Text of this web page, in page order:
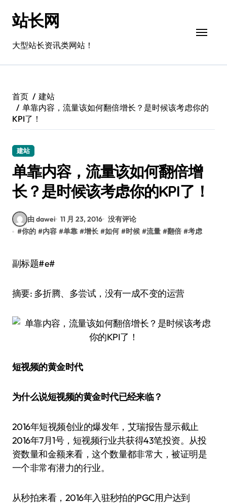
站长网
大型站长资讯类网站！
首页
建站
单靠内容，流量该如何翻倍增长？是时候该考虑你的
KPI了！
建站
单靠内容，流量该如何翻倍增
长？是时候该考虑你的KPI了！
由 dawei 11 月 23, 2016 没有评论
#你的 #内容 #单靠 #增长 #如何 #时候 #流量 #翻倍 #考虑
副标题#e#
摘要: 多折腾、多尝试，没有一成不变的运营
短视频的黄金时代
为什么说短视频的黄金时代已经来临？
2016年短视频创业的爆发年，艾瑞报告显示截止
2016年7月1号，短视频行业共获得43笔投资。从投
资数量和金额来看，这个数量都非常大，被证明是
一个非常有潜力的行业。
从秒拍来看，2016年入驻秒拍的PGC用户达到